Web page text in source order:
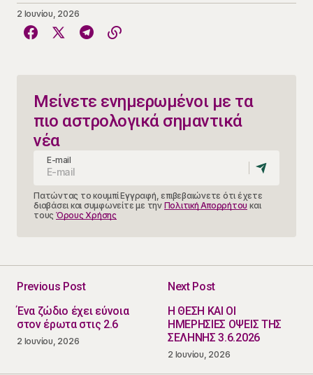
2 Ιουνίου, 2026
Μείνετε ενημερωμένοι με τα
πιο αστρολογικά σημαντικά
νέα
E-mail
Πατώντας το κουμπί Εγγραφή, επιβεβαιώνετε ότι έχετε
διαβάσει και συμφωνείτε με την Πολιτική Απορρήτου και
τους Όρους Χρήσης
Previous Post
Ένα ζώδιο έχει εύνοια
στον έρωτα στις 2.6
2 Ιουνίου, 2026
Next Post
Η ΘΕΣΗ ΚΑΙ ΟΙ
ΗΜΕΡΗΣΙΕΣ ΟΨΕΙΣ ΤΗΣ
ΣΕΛΗΝΗΣ 3.6.2026
2 Ιουνίου, 2026